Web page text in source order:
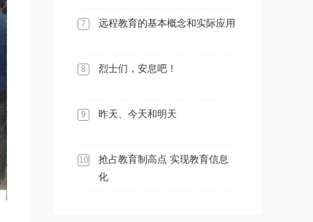
7 远程教育的基本概念和实际应用
8 烈士们，安息吧！
9 昨天、今天和明天
10
抢占教育制高点 实现教育信息
化